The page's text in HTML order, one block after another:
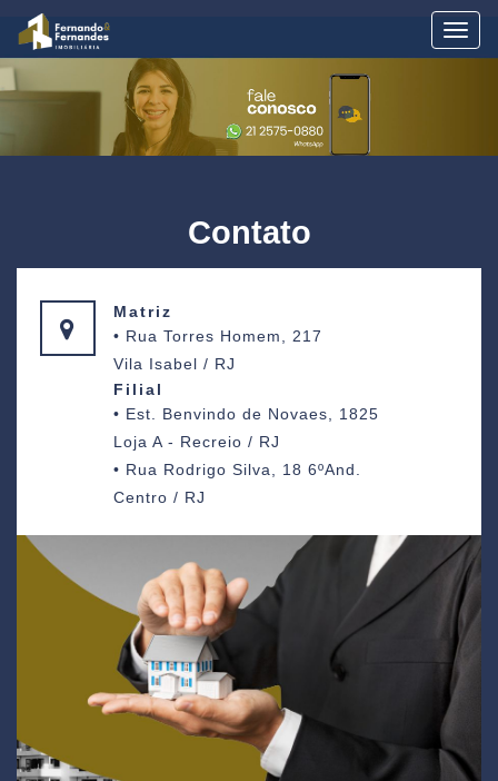
Contato
Matriz
• Rua Torres Homem, 217
Vila Isabel / RJ
Filial
• Est. Benvindo de Novaes, 1825
Loja A - Recreio / RJ
• Rua Rodrigo Silva, 18 6ºAnd.
Centro / RJ